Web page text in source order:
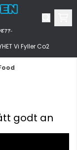
Vi Fyller Co2
godt an